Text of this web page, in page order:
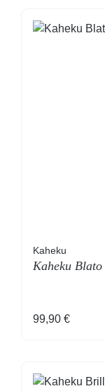
Kaheku
Kaheku
Regulärer
99,90 €